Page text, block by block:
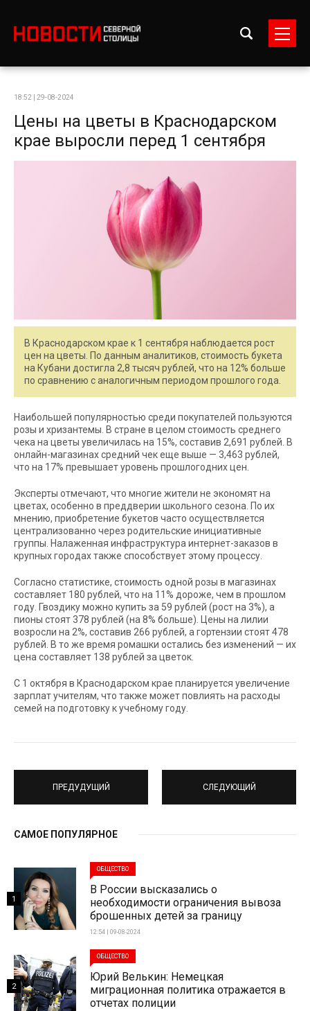
18:52 | 29-08-2024
Цены на цветы в Краснодарском
крае выросли перед 1 сентября
В Краснодарском крае к 1 сентября наблюдается рост
цен на цветы. По данным аналитиков, стоимость букета
на Кубани достигла 2,8 тысяч рублей, что на 12% больше
по сравнению с аналогичным периодом прошлого года.
Наибольшей популярностью среди покупателей пользуются
розы и хризантемы. В стране в целом стоимость среднего
чека на цветы увеличилась на 15%, составив 2,691 рублей. В
онлайн-магазинах средний чек еще выше — 3,463 рублей,
что на 17% превышает уровень прошлогодних цен.
Эксперты отмечают, что многие жители не экономят на
цветах, особенно в преддверии школьного сезона. По их
мнению, приобретение букетов часто осуществляется
централизованно через родительские инициативные
группы. Налаженная инфраструктура интернет-заказов в
крупных городах также способствует этому процессу.
Согласно статистике, стоимость одной розы в магазинах
составляет 180 рублей, что на 11% дороже, чем в прошлом
году. Гвоздику можно купить за 59 рублей (рост на 3%), а
пионы стоят 378 рублей (на 8% больше). Цены на лилии
возросли на 2%, составив 266 рублей, а гортензии стоят 478
рублей. В то же время ромашки остались без изменений — их
цена составляет 138 рублей за цветок.
С 1 октября в Краснодарском крае планируется увеличение
зарплат учителям, что также может повлиять на расходы
семей на подготовку к учебному году.
ПРЕДУДУЩИЙ СЛЕДУЮЩИЙ
САМОЕ ПОПУЛЯРНОЕ
ОБЩЕСТВО
В России высказались о
необходимости ограничения вывоза
брошенных детей за границу
12:54 | 09-08-2024
1
ОБЩЕСТВО
Юрий Велькин: Немецкая
миграционная политика отражается в
отчетах полиции
2